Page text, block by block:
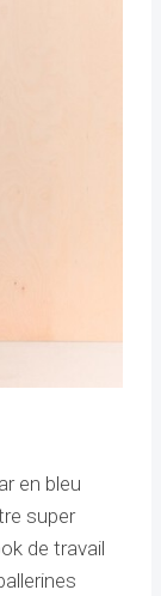
en bleu
super
de travail